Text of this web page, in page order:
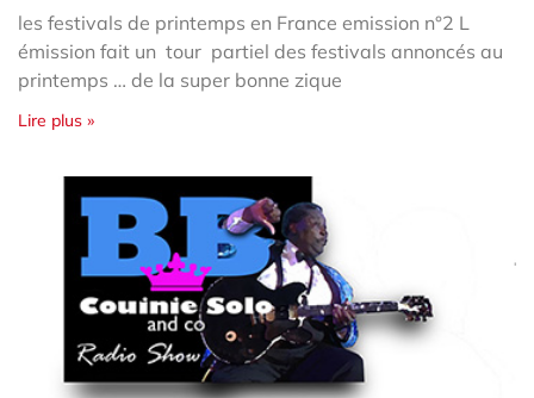
les festivals de printemps en France emission n°2 L
émission fait un tour partiel des festivals annoncés au
printemps … de la super bonne zique
Lire plus »